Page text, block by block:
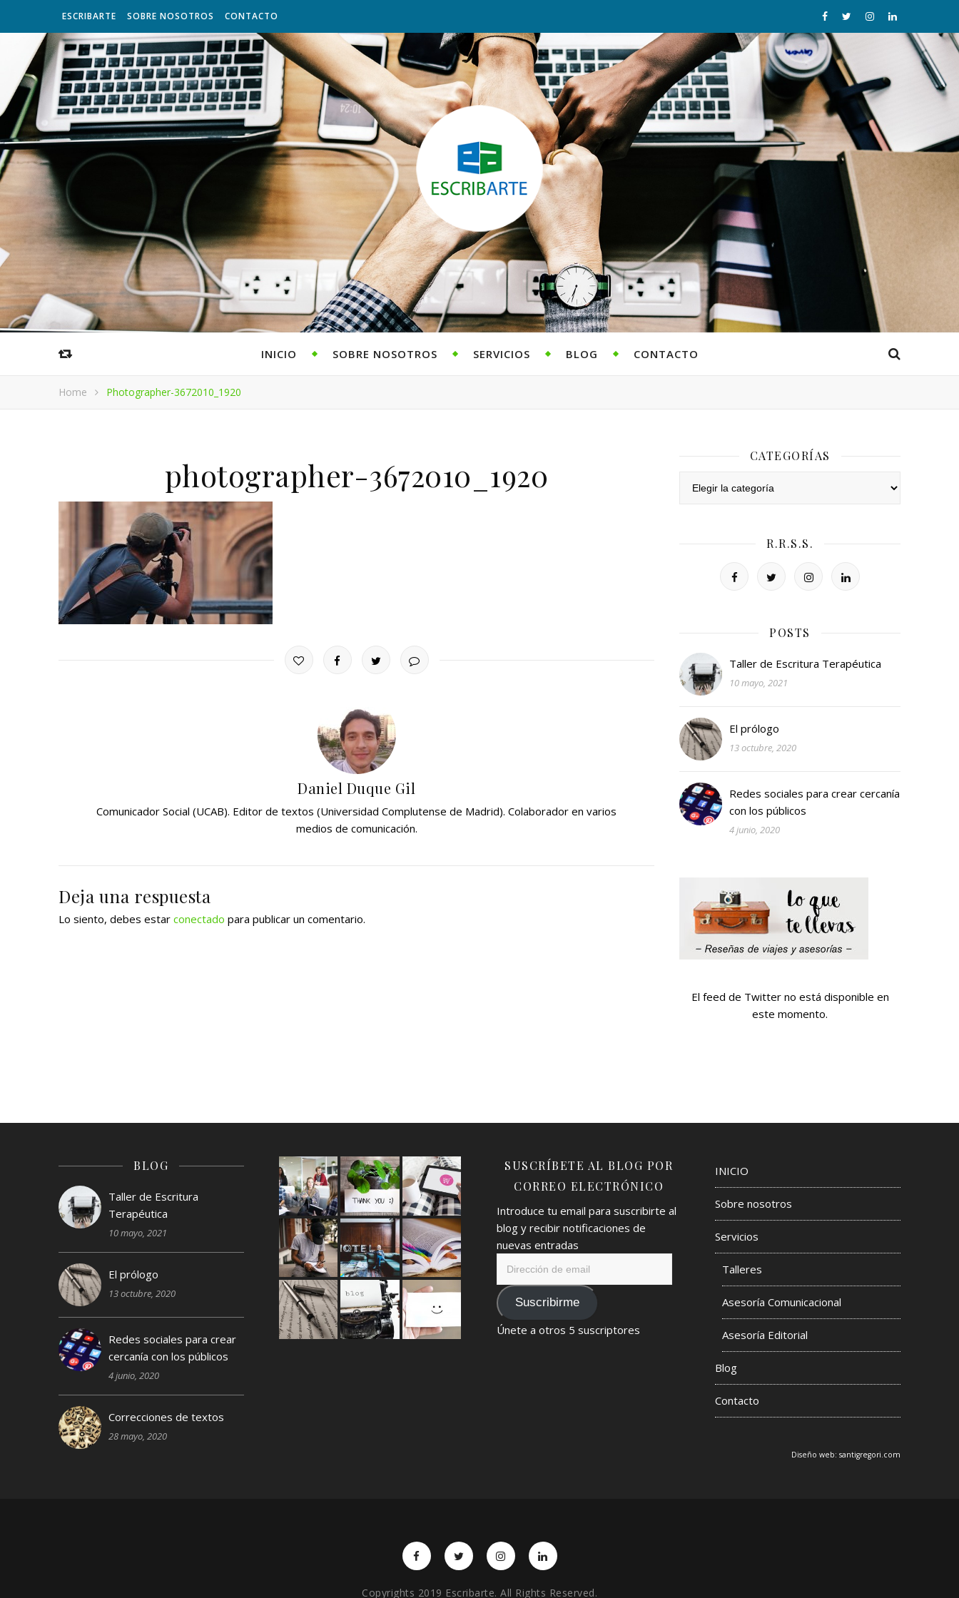
ESCRIBARTE SOBRE NOSOTROS CONTACTO
INICIO SOBRE NOSOTROS SERVICIOS BLOG CONTACTO
Home Photographer-3672010_1920
photographer-3672010_1920
Daniel Duque Gil
Comunicador Social (UCAB). Editor de textos (Universidad Complutense de Madrid). Colaborador en varios
medios de comunicación.
Deja una respuesta
Lo siento, debes estar conectado para publicar un comentario.
CATEGORÍAS
R.R.S.S.
POSTS
Taller de Escritura Terapéutica
10 mayo, 2021
El prólogo
13 octubre, 2020
Redes sociales para crear cercanía
con los públicos
4 junio, 2020
El feed de Twitter no está disponible en
este momento.
BLOG
Taller de Escritura
Terapéutica
10 mayo, 2021
El prólogo
13 octubre, 2020
Redes sociales para crear
cercanía con los públicos
4 junio, 2020
Correcciones de textos
28 mayo, 2020
SUSCRÍBETE AL BLOG POR
CORREO ELECTRÓNICO
Introduce tu email para suscribirte al
blog y recibir notificaciones de
nuevas entradas
emailSuscribirme
Únete a otros 5 suscriptores
INICIO
Sobre nosotros
Servicios
Talleres
Asesoría Comunicacional
Asesoría Editorial
Blog
Contacto
Diseño web: santigregori.com
Copyrights 2019 Escribarte. All Rights Reserved.